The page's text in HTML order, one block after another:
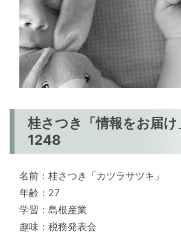
桂さつき「情報をお届け
1248
名前：桂さつき「カツラサツキ」
年齢：27
学習：島根産業
趣味：税務発表会